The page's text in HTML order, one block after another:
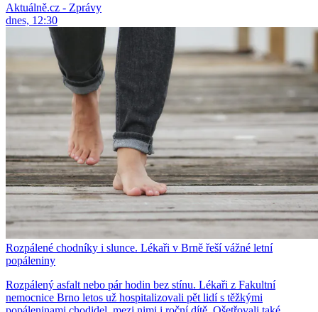
Aktuálně.cz - Zprávy
dnes, 12:30
Rozpálené chodníky i slunce. Lékaři v Brně řeší vážné letní
popáleniny
Rozpálený asfalt nebo pár hodin bez stínu. Lékaři z Fakultní
nemocnice Brno letos už hospitalizovali pět lidí s těžkými